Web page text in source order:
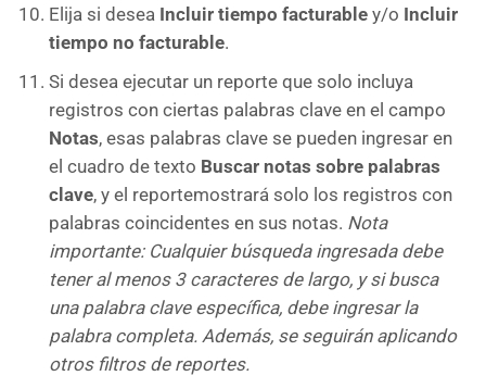
Elija si desea Incluir tiempo facturable y/o Incluir
tiempo no facturable.
Si desea ejecutar un reporte que solo incluya
registros con ciertas palabras clave en el campo
Notas, esas palabras clave se pueden ingresar en
el cuadro de texto Buscar notas sobre palabras
clave, y el reportemostrará solo los registros con
palabras coincidentes en sus notas. Nota
importante: Cualquier búsqueda ingresada debe
tener al menos 3 caracteres de largo, y si busca
una palabra clave específica, debe ingresar la
palabra completa. Además, se seguirán aplicando
otros filtros de reportes.